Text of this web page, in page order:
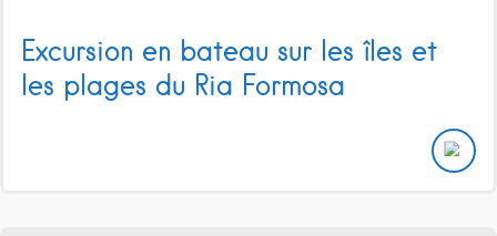
Excursion en bateau sur les îles et
les plages du Ria Formosa